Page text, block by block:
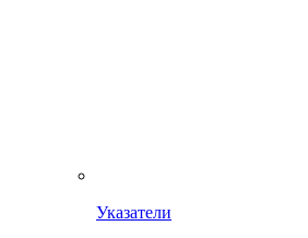
Указатели